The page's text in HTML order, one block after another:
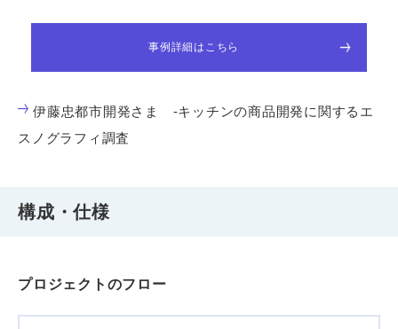
事例詳細はこちら
伊藤忠都市開発さま -キッチンの商品開発に関するエ
スノグラフィ調査
構成・仕様
プロジェクトのフロー